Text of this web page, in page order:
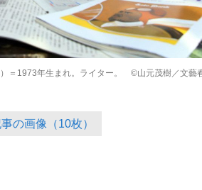
＝1973年生まれ。ライター。 ©山元茂樹／文藝
の画像（10枚）